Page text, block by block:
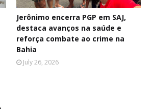
Jerônimo encerra PGP em SAJ,
destaca avanços na saúde e
reforça combate ao crime na
Bahia
July 26, 2026